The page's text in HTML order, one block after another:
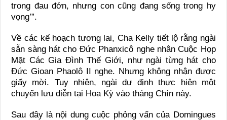
trong đau đớn, nhưng con cũng đang sống trong hy
vọng’”.
Về các kế hoạch tương lai, Cha Kelly tiết lộ rằng ngài
sẵn sàng hát cho Đức Phanxicô nghe nhân Cuộc Họp
Mặt Các Gia Đình Thế Giới, như ngài từng hát cho
Đức Gioan Phaolô II nghe. Nhưng không nhận được
giấy mời. Tuy nhiên, ngài dự định thực hiện một
chuyến lưu diễn tại Hoa Kỳ vào tháng Chín này.
Sau đây là nội dung cuộc phỏng vấn của Domingues